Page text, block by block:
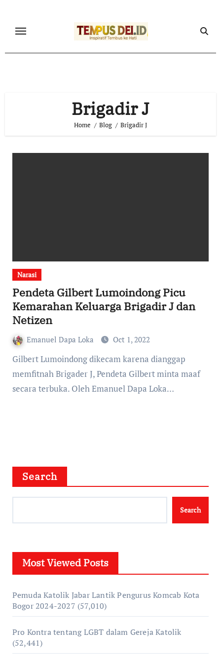
content
Brigadir J
Home Blog Brigadir J
Narasi
Pendeta Gilbert Lumoindong Picu
Kemarahan Keluarga Brigadir J dan
Netizen
Emanuel Dapa Loka Oct 1, 2022
Gilbert Lumoindong dikecam karena dianggap
memfitnah Brigader J, Pendeta Gilbert minta maaf
secara terbuka. Oleh Emanuel Dapa Loka…
Search
Search
Most Viewed Posts
Pemuda Katolik Jabar Lantik Pengurus Komcab Kota
Bogor 2024-2027 (57,010)
Pro Kontra tentang LGBT dalam Gereja Katolik
(52,441)